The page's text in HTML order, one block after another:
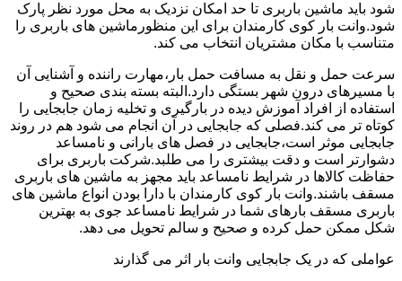
شود باید ماشین باربری تا حد امکان نزدیک به محل مورد نظر پارک
شود.وانت بار کوی کارمندان برای این منظورماشین های باربری را
متناسب با مکان مشتریان انتخاب می کند.
سرعت حمل و نقل به مسافت حمل بار،مهارت راننده و آشنایی آن
با مسیرهای درون شهر بستگی دارد.البته بسته بندی صحیح و
استفاده از افراد آموزش دیده در بارگیری و تخلیه زمان جابجایی را
کوتاه تر می کند.فصلی که جابجایی در آن انجام می شود هم در روند
جابجایی موثر است،جابجایی در فصل های بارانی و نامساعد
دشوارتر است و دقت بیشتری را می طلبد.شرکت باربری برای
حفاظت کالاها در شرایط نامساعد باید مجهز به ماشین های باربری
مسقف باشند.وانت بار کوی کارمندان با دارا بودن انواع ماشین های
باربری مسقف بارهای شما در شرایط نامساعد جوی به بهترین
شکل ممکن حمل کرده و صحیح و سالم تحویل می دهد.
عواملی که در یک جابجایی وانت بار اثر می گذارند